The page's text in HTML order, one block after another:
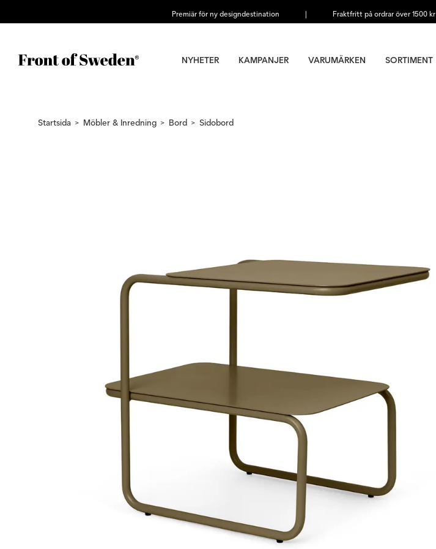
Premiär för ny designdestination | Fraktfritt på ordrar över 1500 kr
NYHETER KAMPANJER VARUMÄRKEN SORTIMENT
Startsida Möbler & Inredning Bord Sidobord